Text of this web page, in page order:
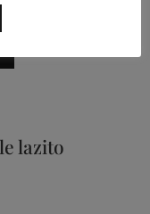
producto
Las
lazito